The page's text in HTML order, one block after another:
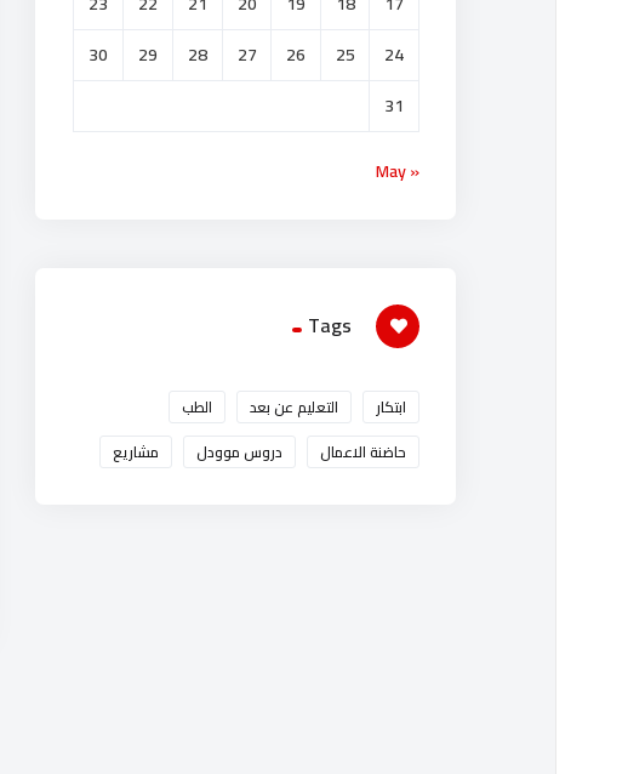
24
25
26
27
28
29
30
31
« May
Tags
ابتكار التعليم عن بعد
الطب
حاضنة الاعمال
دروس موودل مشاريع